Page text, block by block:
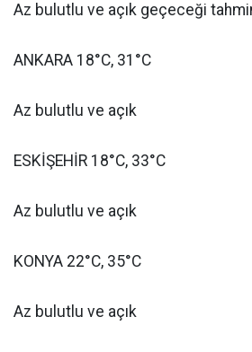
Az bulutlu ve açık geçeceği
ANKARA 18°C, 31°C
Az bulutlu ve açık
ESKİŞEHİR 18°C, 33°C
Az bulutlu ve açık
KONYA 22°C, 35°C
Az bulutlu ve açık